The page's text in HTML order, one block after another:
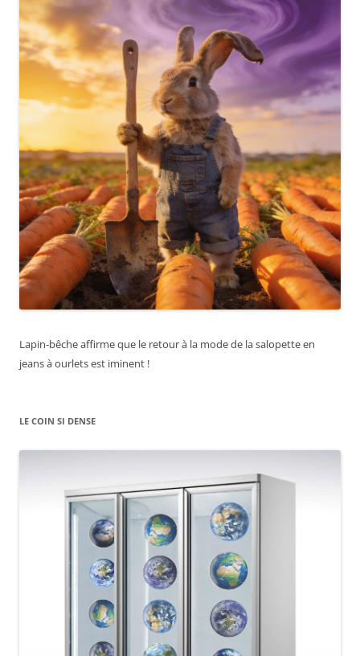
Lapin-bêche affirme que le retour à la mode de la salopette en
jeans à ourlets est iminent !
LE COIN SI DENSE